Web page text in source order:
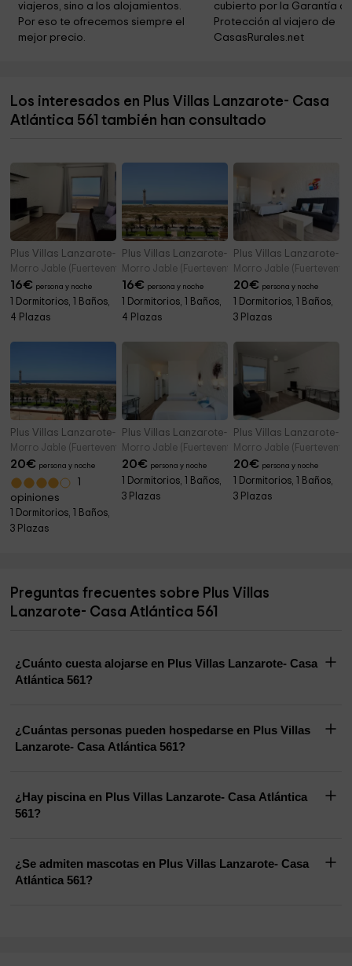
viajeros, sino a los alojamientos.
Por eso te ofrecemos siempre el
mejor precio.
cubierto por la Garantía
Protección al viajero de
CasasRurales.net
Los interesados en Plus Villas Lanzarote- Casa
Atlántica 561 también han consultado
Plus Villas Lanzarote- Casa Atlántica 560
Morro Jable (Fuerteventura)
16€ persona y noche
1 Dormitorios, 1 Baños,
4 Plazas
Plus Villas Lanzarote- Casa Atlántica 563
Morro Jable (Fuerteventura)
16€ persona y noche
1 Dormitorios, 1 Baños,
4 Plazas
Plus Villas Lanzarote-
Morro Jable
20€ persona y noche
1 Dormitorios, 1 Baños,
3 Plazas
Plus Villas Lanzarote- Casa Atlántica 569
Morro Jable (Fuerteventura)
20€ persona y noche
opiniones
1 Dormitorios, 1 Baños,
3 Plazas
Plus Villas Lanzarote- Casa Atlántica 568
Morro Jable (Fuerteventura)
20€ persona y noche
1 Dormitorios, 1 Baños,
3 Plazas
Plus Villas Lanzarote-
Morro Jable
20€ persona y noche
1 Dormitorios, 1 Baños,
3 Plazas
Preguntas frecuentes sobre Plus Villas
Lanzarote- Casa Atlántica 561
¿Cuánto cuesta alojarse en Plus Villas Lanzarote- Casa
Atlántica 561?
¿Cuántas personas pueden hospedarse en Plus Villas
Lanzarote- Casa Atlántica 561?
¿Hay piscina en Plus Villas Lanzarote- Casa Atlántica
561?
¿Se admiten mascotas en Plus Villas Lanzarote- Casa
Atlántica 561?